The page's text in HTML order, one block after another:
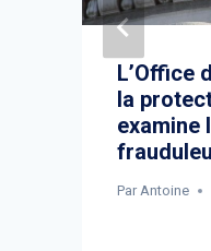
L’Office
la
examine
Par Antoine